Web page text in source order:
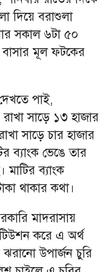
দিয়ে বরাশুলা
সকাল ৬টা ৫০
বাসার মূল ফটকের
পাই,
সাড়ে ১৩ হাজার
সাড়ে চার হাজার
ব্যাংক ভেঙে তার
মাটির ব্যাংক
থাকার কথা।
মাদরাসায়
টিউশন করে এ অর্থ
উপার্জন চুরি